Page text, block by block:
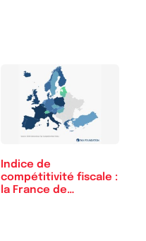
Indice de
compétitivité fiscale :
la France de…